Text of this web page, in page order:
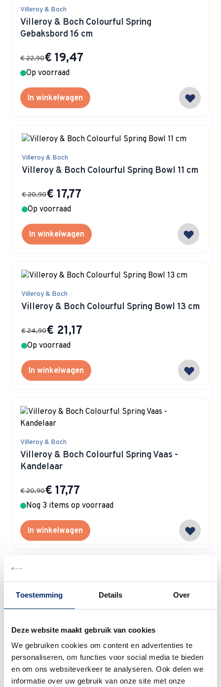
Toestemming Details Over
Deze website maakt gebruik van cookies
We gebruiken cookies om content en advertenties te
personaliseren, om functies voor social media te bieden
en om ons websiteverkeer te analyseren. Ook delen we
informatie over uw gebruik van onze site met onze
Villeroy & Boch
Villeroy & Boch Colourful Spring
Gebaksbord 16 cm
Special Price
€ 19,47
€ 22,90
Op voorraad
In winkelwagen
Villeroy & Boch
Villeroy & Boch Colourful Spring Bowl 11 cm
Special Price
€ 17,77
€ 20,90
Op voorraad
In winkelwagen
Villeroy & Boch
Villeroy & Boch Colourful Spring Bowl 13 cm
Special Price
€ 21,17
€ 24,90
Op voorraad
In winkelwagen
Villeroy & Boch
Villeroy & Boch Colourful Spring Vaas -
Kandelaar
Special Price
€ 17,77
€ 20,90
Nog 3 items op voorraad
In winkelwagen
Koffieschotel 14 cm
Special Price
€ 14,45
€ 17,00
Op voorraad